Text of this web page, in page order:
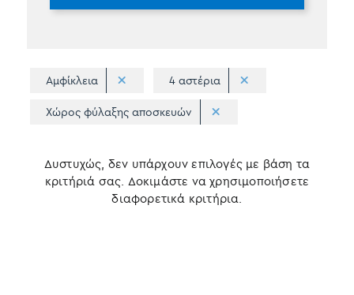
Αμφίκλεια 4 αστέρια
Χώρος φύλαξης αποσκευών
Δυστυχώς, δεν υπάρχουν επιλογές με βάση τα
κριτήριά σας. Δοκιμάστε να χρησιμοποιήσετε
διαφορετικά κριτήρια.